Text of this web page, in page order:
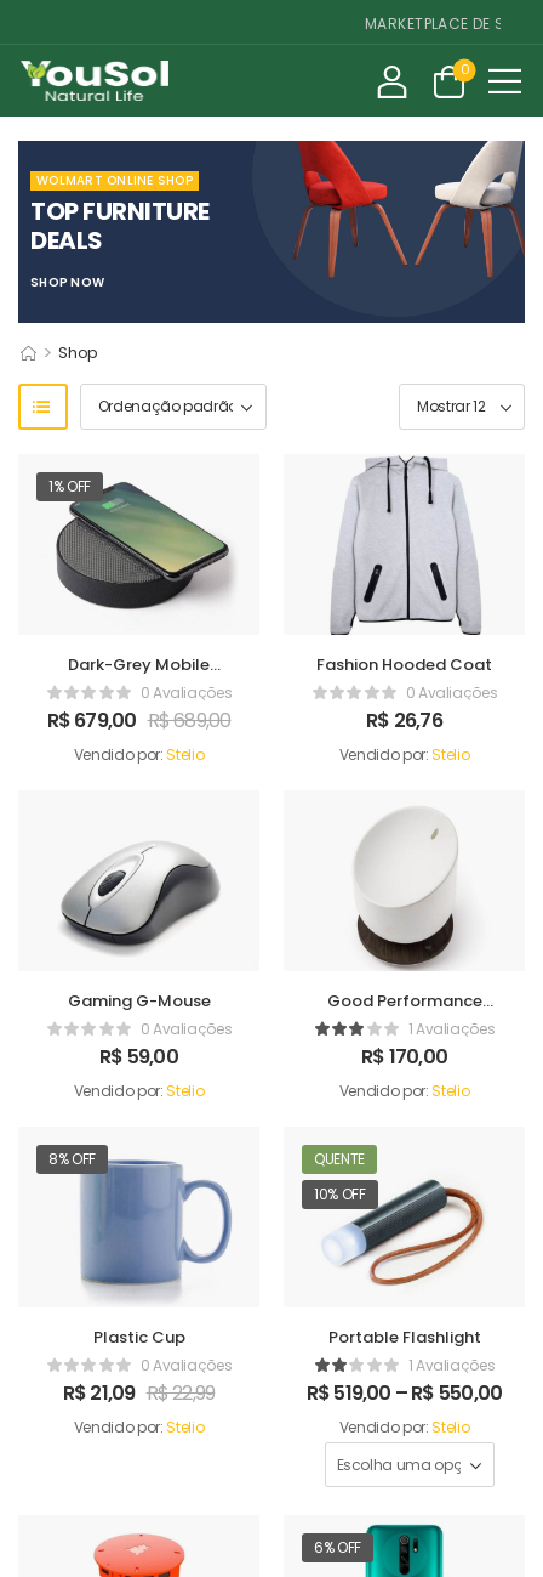
MARKETPLACE DE
0
WOLMART ONLINE SHOP
TOP FURNITURE
DEALS
SHOP NOW
> Shop
1% OFF
Dark-Grey Mobile
Charger0 Avaliações
R$679,00 R$689,00
Vendido por:Stelio
Fashion Hooded Coat
0 Avaliações
R$ 26,76
Vendido por:Stelio
Gaming G-Mouse
0 Avaliações
R$ 59,00
Vendido por:Stelio
Good Performance
Humidifer1 Avaliações
R$170,00
Vendido por:Stelio
8% OFF
Plastic Cup
0 Avaliações
R$21,09 R$22,99
Vendido por:Stelio
QUENTE
10% OFF
Portable Flashlight
1 Avaliações
R$519,00 –R$ 550,00
Vendido por:Stelio
6% OFF